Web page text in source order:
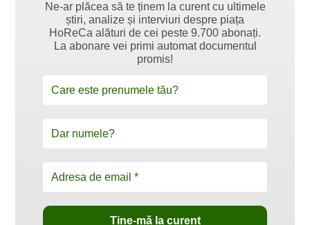
Ne-ar plăcea să te ținem la curent cu ultimele
știri, analize și interviuri despre piața
HoReCa alături de cei peste 9.700 abonați.
La abonare vei primi automat documentul
promis!